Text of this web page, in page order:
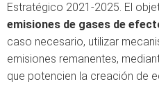
Estratégico 2021-2025. El
emisiones de gases de
caso necesario, utilizar
emisiones remanentes,
que potencien la creación de